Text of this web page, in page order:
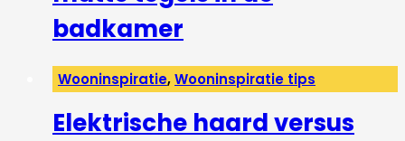
badkamer
Wooninspiratie,Wooninspiratie tips
Elektrische haard versus